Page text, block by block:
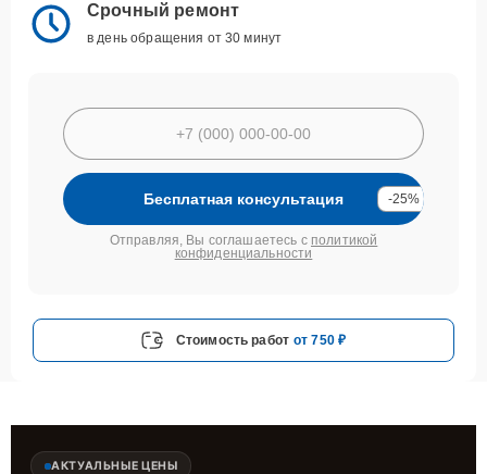
Срочный ремонт
в день обращения от 30 минут
Бесплатная консультация -25%
Отправляя, Вы соглашаетесь с политикой
конфиденциальности
Стоимость работ от 750 ₽
АКТУАЛЬНЫЕ ЦЕНЫ